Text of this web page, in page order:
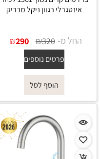
אינטגרלי בגוון ניקל מבריק
החל מ- ₪320
₪290
פרטים נוספים
הוסף לסל